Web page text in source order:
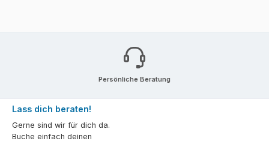
Persönliche Beratung
Lass dich beraten!
Gerne sind wir für dich da.
Buche einfach deinen